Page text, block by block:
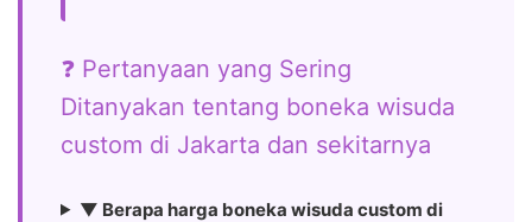
❓ Pertanyaan yang Sering
Ditanyakan tentang boneka wisuda
custom di Jakarta dan sekitarnya
▼ Berapa harga boneka wisuda custom di